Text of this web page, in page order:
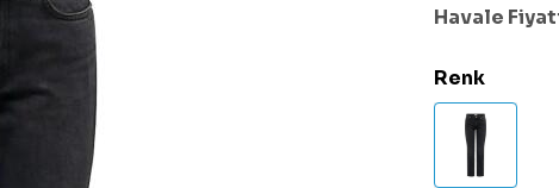
Havale
Renk